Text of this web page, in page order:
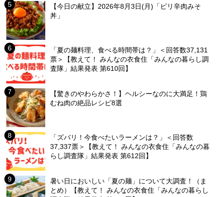
【今日の献立】2026年8月3日(月)「ピリ辛肉みそ
丼」
「夏の麺料理、食べる時間帯は？」＜回答数37,131
票＞【教えて！ みんなの衣食住「みんなの暮らし調
査隊」結果発表 第610回】
【驚きのやわらかさ！】ヘルシーなのに大満足！鶏
むね肉の絶品レシピ8選
「ズバリ！今食べたいラーメンは？」＜回答数
37,337票＞【教えて！ みんなの衣食住「みんなの暮
らし調査隊」結果発表 第612回】
暑い日においしい「夏の麺」について大調査！（ま
とめ）【教えて！ みんなの衣食住「みんなの暮らし